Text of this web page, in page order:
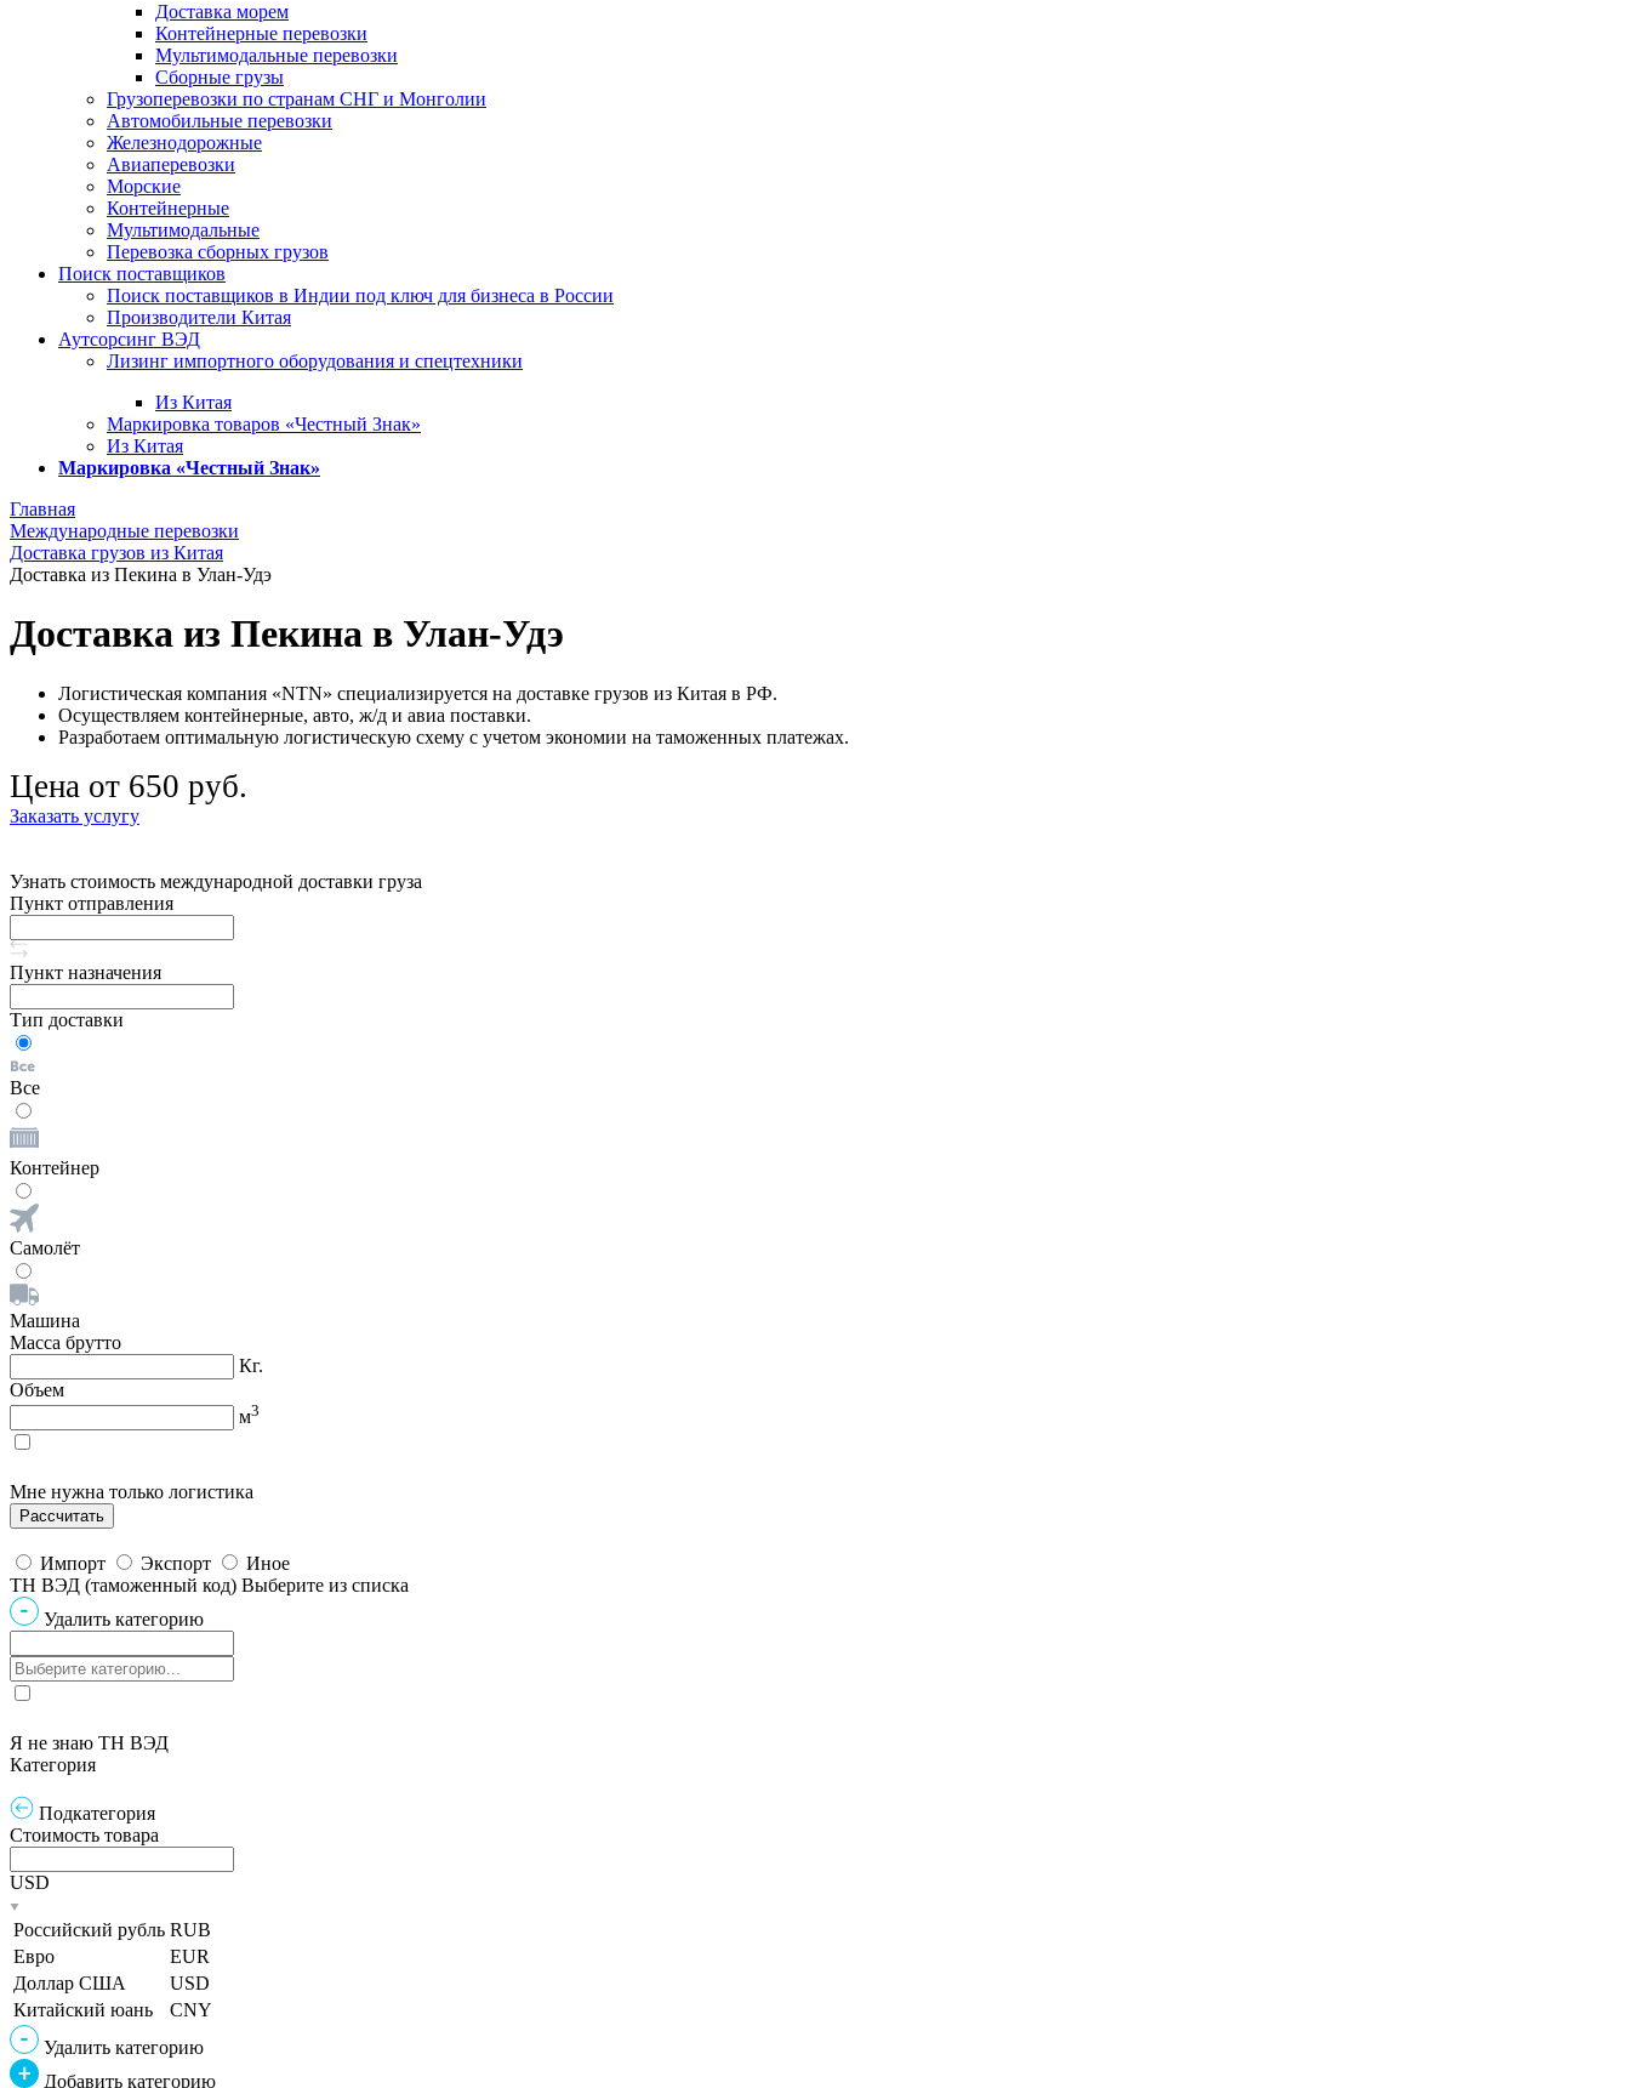
Доставка морем
Контейнерные перевозки
Мультимодальные перевозки
Сборные грузы
Грузоперевозки по странам СНГ и Монголии
Автомобильные перевозки
Железнодорожные
Авиаперевозки
Морские
Контейнерные
Мультимодальные
Перевозка сборных грузов
Поиск поставщиков
Поиск поставщиков в Индии под ключ для бизнеса в России
Производители Китая
Аутсорсинг ВЭД
Лизинг импортного оборудования и спецтехники
Из Китая
Маркировка товаров «Честный Знак»
Из Китая
Маркировка «Честный Знак»
Главная
Международные перевозки
Доставка грузов из Китая
Доставка из Пекина в Улан-Удэ
Доставка из Пекина в Улан-Удэ
Логистическая компания «NTN» специализируется на доставке грузов из Китая в РФ.
Осуществляем контейнерные, авто, ж/д и авиа поставки.
Разработаем оптимальную логистическую схему с учетом экономии на таможенных платежах.
Цена от 650 руб.
Заказать услугу
Узнать стоимость международной доставки груза
Пункт отправления
Пункт назначения
Тип доставки
Все
Контейнер
Самолёт
Машина
Масса брутто
Кг.
Объем
м3
Мне нужна только логистика
Импорт Экспорт
Иное
ТН ВЭД (таможенный код) Выберите из списка
Удалить категорию
Я не знаю ТН ВЭД
Категория
Подкатегория
Стоимость товара
USD
Российский рубль RUB
Евро
EUR
Доллар США
USD
Китайский юань
CNY
Удалить категорию
Добавить категорию